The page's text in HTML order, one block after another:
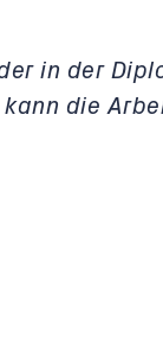
in der
die